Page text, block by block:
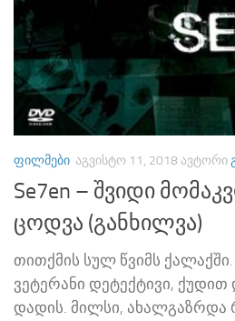
ᲤᲘᲚᲛᲔᲑᲘ ᲐᲒᲕᲘᲡᲢᲝ 11, 2018 ᲐᲕᲢᲝᲠᲘ
Se7en – შვიდი
ცოდვა (განხილვა)
თითქმის სულ წვიმს
ვეტერანი დეტექტივი, ქუდით
დადის. მილსი, ახალგაზრდა